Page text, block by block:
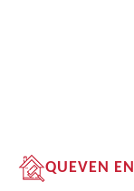
QUEVEN